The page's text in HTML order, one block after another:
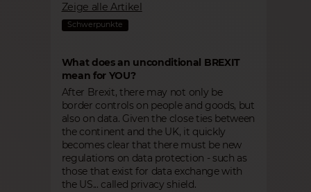
Zeige alle Artikel
Schwerpunkte
What does an unconditional BREXIT
mean for YOU?
After Brexit, there may not only be
border controls on people and goods, but
also on data. Given the close ties between
the continent and the UK, it quickly
becomes clear that there must be new
regulations on data protection - such as
those that exist for data exchange with
the US... called privacy shield.